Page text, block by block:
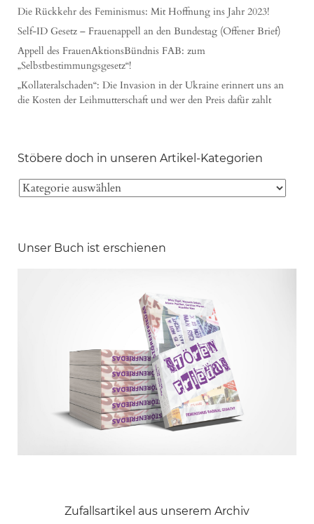
Die Rückkehr des Feminismus: Mit Hoffnung ins Jahr 2023!
Self-ID Gesetz – Frauenappell an den Bundestag (Offener Brief)
Appell des FrauenAktionsBündnis FAB: zum
„Selbstbestimmungsgesetz“!
„Kollateralschaden“: Die Invasion in der Ukraine erinnert uns an
die Kosten der Leihmutterschaft und wer den Preis dafür zahlt
Stöbere doch in unseren Artikel-Kategorien
Unser Buch ist erschienen
Zufallsartikel aus unserem Archiv